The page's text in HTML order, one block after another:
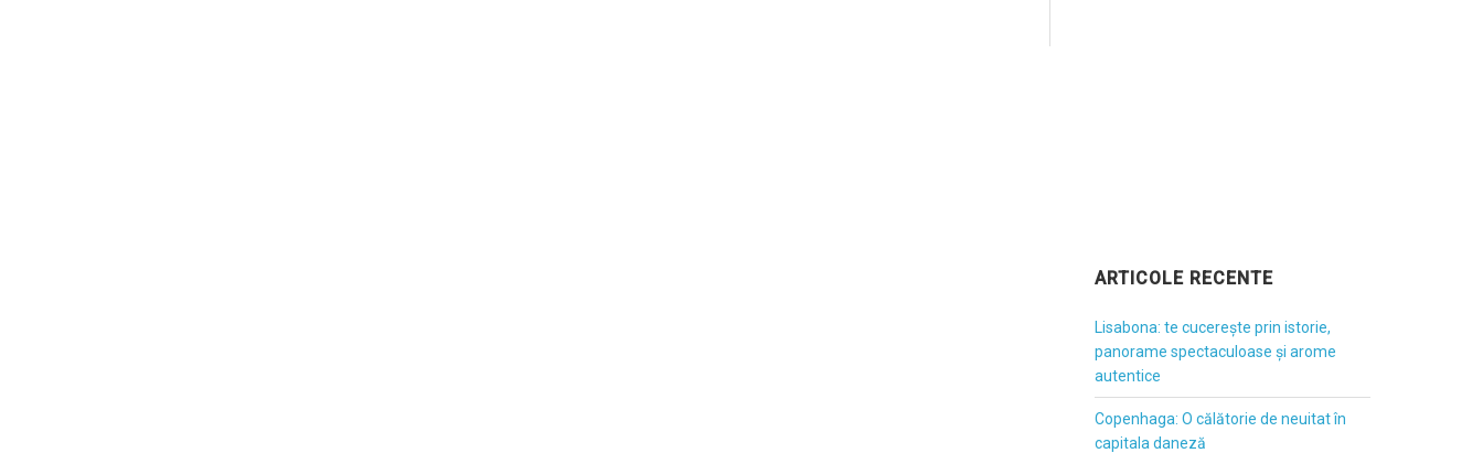
ARTICOLE RECENTE
Lisabona: te cucerește prin istorie,
panorame spectaculoase și arome
autentice
Copenhaga: O călătorie de neuitat în
capitala daneză